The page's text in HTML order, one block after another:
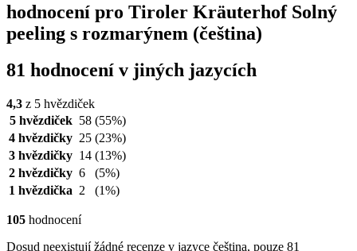
hodnocení pro Tiroler Kräuterhof Solný
peeling s rozmarýnem (čeština)
81 hodnocení v jiných jazycích
4,3 z 5 hvězdiček
5 hvězdiček 58 (55%)
4 hvězdičky 25 (23%)
3 hvězdičky 14 (13%)
2 hvězdičky 6
(5%)
1 hvězdička 2 (1%)
105 hodnocení
Dosud neexistují žádné recenze v jazyce čeština, pouze 81